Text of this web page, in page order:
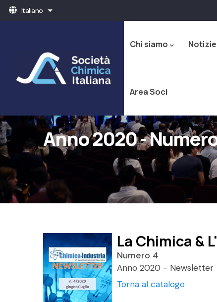
Salta Italiano Mostra ulteriori azioni
principale
Chi siamo Notizie
Area Soci
Anno 2020 -
La Chimica &
Numero 4
Anno 2020 - Newsletter
Torna al catalogo